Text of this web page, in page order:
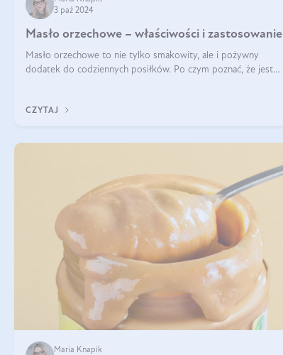
3 paź 2024
Masło orzechowe – właściwości i zastosowanie
Masło orzechowe to nie tylko smakowity, ale i pożywny
dodatek do codziennych posiłków. Po czym poznać, że jest
CZYTAJ
Maria Knapik